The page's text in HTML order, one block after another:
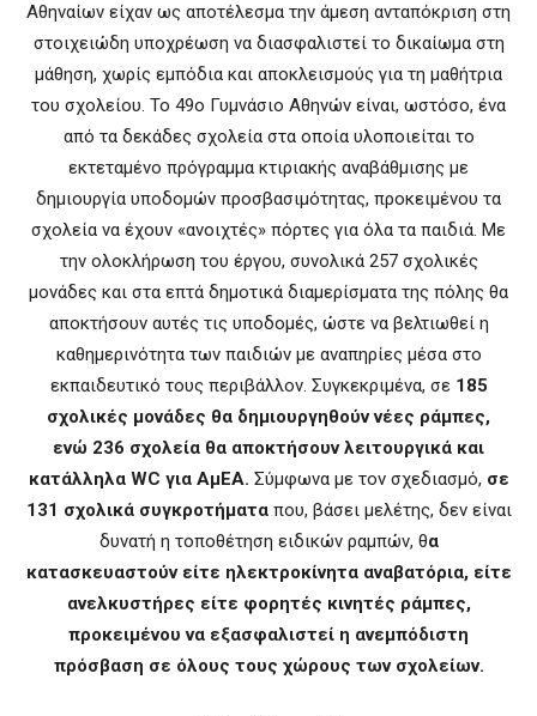
Αθηναίων είχαν ως αποτέλεσμα την άμεση ανταπόκριση στη
στοιχειώδη υποχρέωση να διασφαλιστεί το δικαίωμα στη
μάθηση, χωρίς εμπόδια και αποκλεισμούς για τη μαθήτρια
του σχολείου. Το 49ο Γυμνάσιο Αθηνών είναι, ωστόσο, ένα
από τα δεκάδες σχολεία στα οποία υλοποιείται το
εκτεταμένο πρόγραμμα κτιριακής αναβάθμισης με
δημιουργία υποδομών προσβασιμότητας, προκειμένου τα
σχολεία να έχουν «ανοιχτές» πόρτες για όλα τα παιδιά. Με
την ολοκλήρωση του έργου, συνολικά 257 σχολικές
μονάδες και στα επτά δημοτικά διαμερίσματα της πόλης θα
αποκτήσουν αυτές τις υποδομές, ώστε να βελτιωθεί η
καθημερινότητα των παιδιών με αναπηρίες μέσα στο
εκπαιδευτικό τους περιβάλλον. Συγκεκριμένα, σε 185
σχολικές μονάδες θα δημιουργηθούν νέες ράμπες,
ενώ 236 σχολεία θα αποκτήσουν λειτουργικά και
κατάλληλα WC για ΑμΕΑ. Σύμφωνα με τον σχεδιασμό, σε
131 σχολικά συγκροτήματαπου, βάσει μελέτης, δεν είναι
δυνατή η τοποθέτηση ειδικών ραμπών, θα
κατασκευαστούν είτε ηλεκτροκίνητα αναβατόρια, είτε
ανελκυστήρες είτε φορητές κινητές ράμπες,
προκειμένου να εξασφαλιστεί η ανεμπόδιστη
πρόσβαση σε όλους τους χώρους των σχολείων.